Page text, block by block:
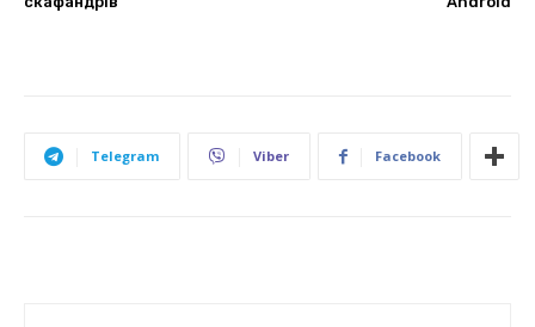
Telegram Viber Facebook